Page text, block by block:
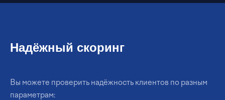
Надёжный скоринг
Вы можете проверить надёжность клиентов по разным
параметрам: